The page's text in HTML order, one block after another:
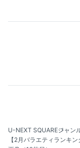
U-NEXT SQUAREジャン
【2月バラエティランキ